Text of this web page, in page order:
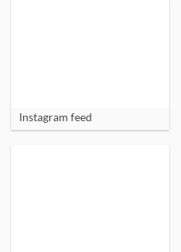
Instagram feed